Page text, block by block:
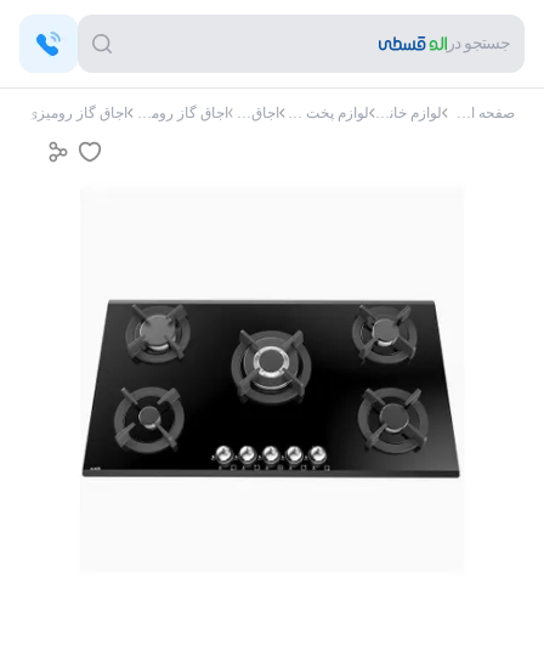
جستجو در
صفحه اصلی لوازم خانگی لوازم پخت و پز اجاق گاز اجاق گاز رومیزی